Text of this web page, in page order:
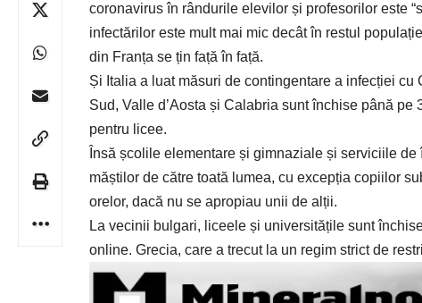
coronavirus în rândurile elevilor și profesorilor este
infectărilor este mult mai mic decât în restul
din Franța se țin față în față.
Și Italia a luat măsuri de contingentare a infecției
Sud, Valle d’Aosta și Calabria sunt închise până
pentru licee.
Însă școlile elementare și gimnaziale și serviciile
măștilor de către toată lumea, cu excepția copiilor
orelor, dacă nu se apropiau unii de alții.
La vecinii bulgari, liceele și universitățile sunt
online. Grecia, care a trecut la un regim strict de